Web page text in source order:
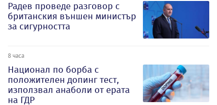
Радев проведе разговор с
британския външен министър
за сигурността
8 часа
Национал по борба с
положителен допинг тест,
използвал анаболи от ерата
на ГДР